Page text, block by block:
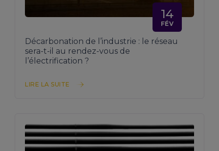
14
FÉV
Décarbonation de l’industrie : le réseau
sera-t-il au rendez-vous de
l’électrification ?
LIRE LA SUITE